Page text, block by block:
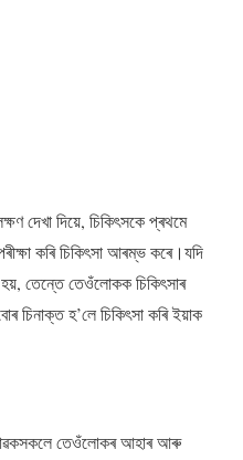
দেখা দিয়ে, চিকিৎসকে প্ৰথমে
কৰি চিকিৎসা আৰম্ভ কৰে।যদি
হয়, তেন্তে তেওঁলোকক চিকিৎসাৰ
চিনাক্ত হ’লে চিকিৎসা কৰি ইয়াক
তেওঁলোকৰ আহাৰ আৰু